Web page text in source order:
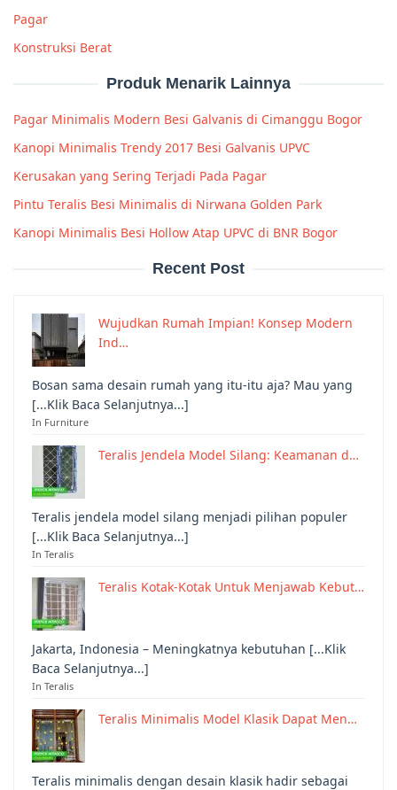
Pagar
Konstruksi Berat
Produk Menarik Lainnya
Pagar Minimalis Modern Besi Galvanis di Cimanggu Bogor
Kanopi Minimalis Trendy 2017 Besi Galvanis UPVC
Kerusakan yang Sering Terjadi Pada Pagar
Pintu Teralis Besi Minimalis di Nirwana Golden Park
Kanopi Minimalis Besi Hollow Atap UPVC di BNR Bogor
Recent Post
Wujudkan Rumah Impian! Konsep Modern
Ind…
Bosan sama desain rumah yang itu-itu aja? Mau yang
[...Klik Baca Selanjutnya...]
In Furniture
Teralis Jendela Model Silang: Keamanan d…
Teralis jendela model silang menjadi pilihan populer
[...Klik Baca Selanjutnya...]
In Teralis
Teralis Kotak-Kotak Untuk Menjawab Kebut…
Jakarta, Indonesia – Meningkatnya kebutuhan [...Klik
Baca Selanjutnya...]
In Teralis
Teralis Minimalis Model Klasik Dapat Men…
Teralis minimalis dengan desain klasik hadir sebagai